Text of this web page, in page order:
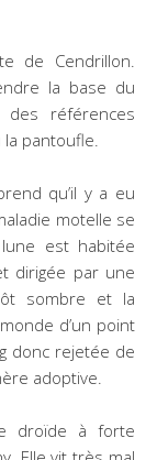
de Cendrillon.
la base du
références
pantoufle.
qu’il y a eu
motelle se
est habitée
dirigée par une
sombre et la
d’un point
donc rejetée de
adoptive.
droïde à forte